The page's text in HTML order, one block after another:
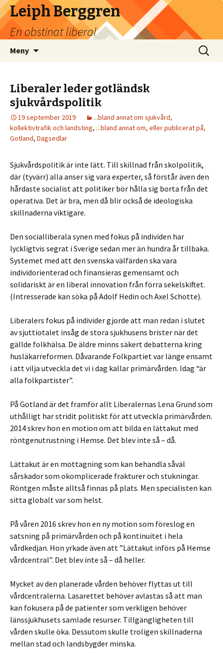
Leiph Berggren
En obstinat liberal
Meny
Sök
efter:
Liberaler leder gotländsk
sjukvårdspolitik
19 september 2019
...bland annat om sjukvård,
kollektivtrafik och landsting, ...bland annat om, eller publicerat på,
Gotland, Dagsedlar
Sjukvårdspolitik är inte lätt. Till skillnad från skolpolitik,
där (tyvärr) alla anser sig vara experter, så förstår även den
hårdaste socialist att politiker bör hålla sig borta från det
operativa. Det är bra, men då blir också de ideologiska
skillnaderna viktigare.
Den socialliberala synen med fokus på individen har
lyckligtvis segrat i Sverige sedan mer än hundra år tillbaka.
Systemet med att den svenska välfärden ska vara
individorienterad och finansieras gemensamt och
solidariskt är en liberal innovation från förra sekelskiftet.
(Intresserade kan söka på Adolf Hedin och Axel Schotte).
Liberalers fokus på individer gjorde att man redan i slutet
av sjuttiotalet insåg de stora sjukhusens brister när det
gällde folkhälsa. De äldre minns säkert debatterna kring
husläkarreformen. Dåvarande Folkpartiet var länge ensamt
i att vilja utveckla det vi i dag kallar primärvården. Idag “är
alla folkpartister”.
På Gotland är det framför allt Liberalernas Lena Grund som
uthålligt har stridit politiskt för att utveckla primärvården.
2014 skrev hon en motion om att bilda en lättakut med
röntgenutrustning i Hemse. Det blev inte så – då.
Lättakut är en mottagning som kan behandla såväl
sårskador som okomplicerade frakturer och stukningar.
Röntgen måste alltså finnas på plats. Men specialisten kan
sitta globalt var som helst.
På våren 2016 skrev hon en ny motion som föreslog en
satsning på primärvården och på kontinuitet i hela
vårdkedjan. Hon yrkade även att ”Lättakut införs på Hemse
vårdcentral”. Det blev inte så – då heller.
Mycket av den planerade vården behöver flyttas ut till
vårdcentralerna. Lasarettet behöver avlastas så att man
kan fokusera på de patienter som verkligen behöver
länssjukhusets samlade resurser. Tillgängligheten till
vården skulle öka. Dessutom skulle troligen skillnaderna
mellan stad och landsbygder minska.